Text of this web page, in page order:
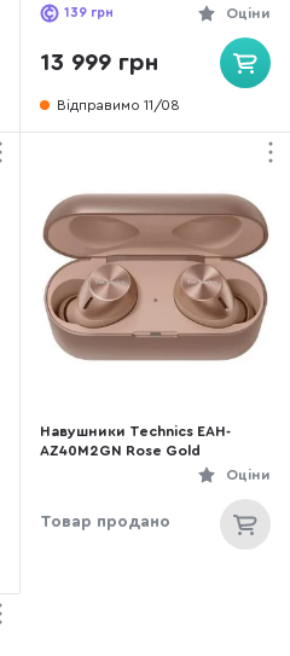
Оціни
139 грн
13 999 грн
Відправимо 11/08
Навушники Technics EAH-
AZ40M2GN Rose Gold
Оціни
Товар продано